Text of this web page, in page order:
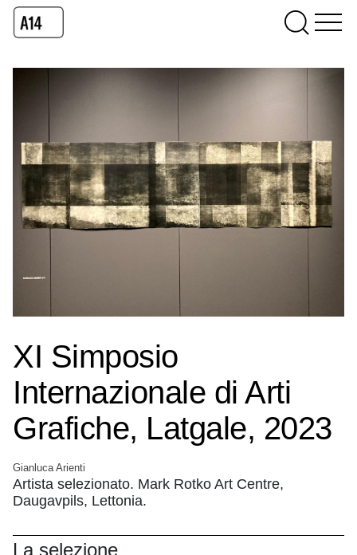
XI Simposio
Internazionale di Arti
Grafiche, Latgale, 2023
Gianluca Arienti
Artista selezionato. Mark Rotko Art Centre,
Daugavpils, Lettonia.
La selezione